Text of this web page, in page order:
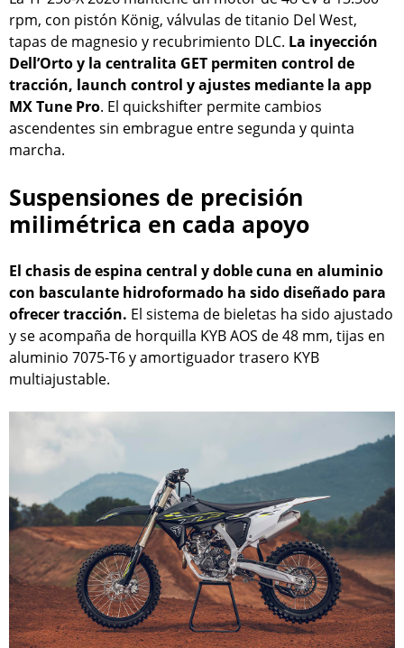
rpm, con pistón König, válvulas de titanio Del West,
tapas de magnesio y recubrimiento DLC. La inyección
Dell’Orto y la centralita GET permiten control de
tracción, launch control y ajustes mediante la app
MX Tune Pro. El quickshifter permite cambios
ascendentes sin embrague entre segunda y quinta
marcha.
Suspensiones de precisión
milimétrica en cada apoyo
El chasis de espina central y doble cuna en aluminio
con basculante hidroformado ha sido diseñado para
ofrecer tracción. El sistema de bieletas ha sido ajustado
y se acompaña de horquilla KYB AOS de 48 mm, tijas en
aluminio 7075-T6 y amortiguador trasero KYB
multiajustable.